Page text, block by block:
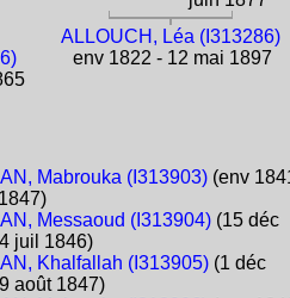
ALLOUCH, Léa (I313286)
env 1822 - 12 mai 1897
Mabrouka (I313903)(env
Messaoud (I313904)(15 déc
juil 1846)
Khalfallah (I313905)(1 déc
août 1847)